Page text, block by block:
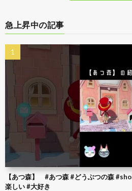
急上昇中の記事
【あつ森】 #あつ森 #どうぶつの森
楽しい #大好き